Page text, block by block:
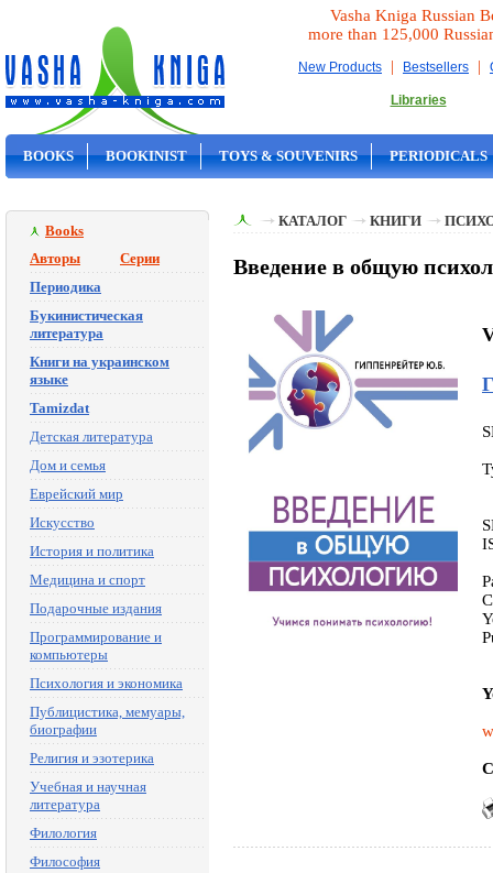
Vasha Kniga Russian
more than 125,000
New Products | Bestsellers |
Libraries
BOOKS BOOKINIST TOYS & SOUVENIRS PERIODICALS
Books
Авторы
Серии
Периодика
Букинистическая
литература
Книги на украинском
языке
Tamizdat
Детская литература
Дом и семья
Еврейский мир
Искусство
История и политика
Медицина и спорт
Подарочные издания
Программирование и
компьютеры
Психология и экономика
Публицистика, мемуары,
биографии
Религия и эзотерика
Учебная и научная
литература
Филология
Философия
КАТАЛОГ КНИГИ
Введение в общую